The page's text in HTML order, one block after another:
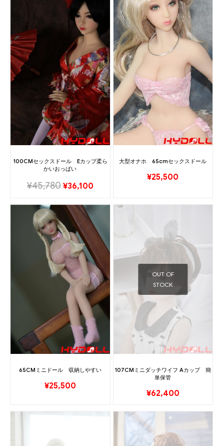
100CMセックスドール Eカップ柔ら
かいおっぱい
¥45,780 ¥36,100
大型オナホ 65cmセックスドール
¥25,500
65CMミニドール 収納しやすい
¥25,500
OUT OF
STOCK
107CMミニダッチワイフ Aカップ 簡
単保管
¥62,400